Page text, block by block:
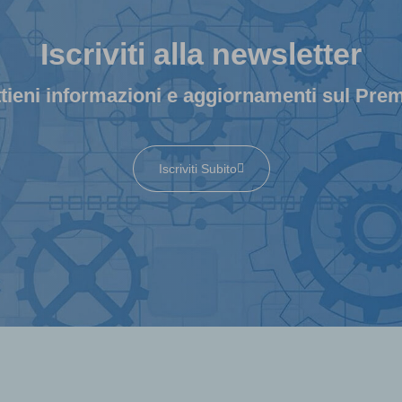
Iscriviti alla newsletter
informazioni e aggiornamenti sul
Iscriviti Subito